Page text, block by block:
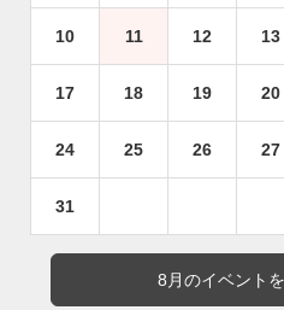
10 11 12 13
17 18 19 20
24 25 26 27
31
8月のイベント